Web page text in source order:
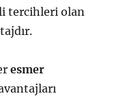
tercihleri olan
esmer